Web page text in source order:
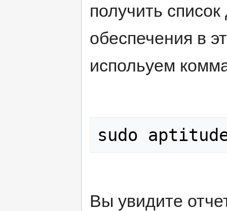
получить
обеспечения в
испольуем
Вы увидите